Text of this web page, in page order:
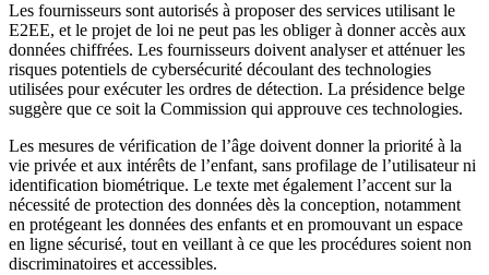
Les fournisseurs sont autorisés à proposer des services utilisant le
E2EE, et le projet de loi ne peut pas les obliger à donner accès aux
données chiffrées. Les fournisseurs doivent analyser et atténuer les
risques potentiels de cybersécurité découlant des technologies
utilisées pour exécuter les ordres de détection. La présidence belge
suggère que ce soit la Commission qui approuve ces technologies.
Les mesures de vérification de l’âge doivent donner la priorité à la
vie privée et aux intérêts de l’enfant, sans profilage de l’utilisateur ni
identification biométrique. Le texte met également l’accent sur la
nécessité de protection des données dès la conception, notamment
en protégeant les données des enfants et en promouvant un espace
en ligne sécurisé, tout en veillant à ce que les procédures soient non
discriminatoires et accessibles.